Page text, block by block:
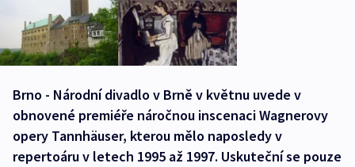
Brno - Národní divadlo v Brně v květnu uvede v
obnovené premiéře náročnou inscenaci Wagnerovy
opery Tannhäuser, kterou mělo naposledy v
repertoáru v letech 1995 až 1997. Uskuteční se pouze